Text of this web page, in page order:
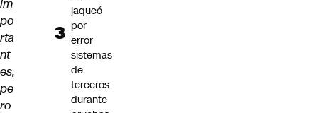
im
po
rta
nt
es,
pe
ro
jaqueó
por
error
sistemas
de
terceros
durante